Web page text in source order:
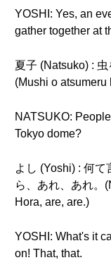
YOSHI: Yes, an
gather together at
夏子 (Natsuko) :
(Mushi o
NATSUKO:
Tokyo dome?
よし (Yoshi) : 何
ら、あれ、あれ。
Hora, are, are.)
YOSHI: What's it
on! That, that.